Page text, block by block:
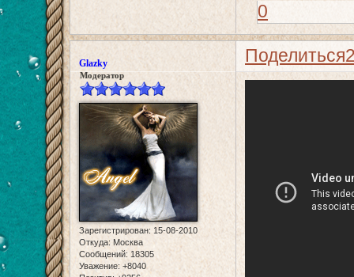
0
Поделиться
Glazky
Модератор
Зарегистрирован: 15-08-2010
Откуда: Москва
Сообщений: 18305
Уважение: +8040